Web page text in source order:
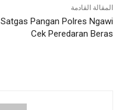
المقالة القادمة
Satgas Pangan Polres Ngawi
Cek Peredaran Beras